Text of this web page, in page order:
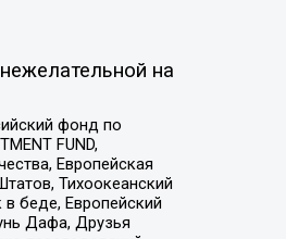
на
фонд по
FUND,
Европейская
Тихоокеанский
беде, Европейский
Дафа, Друзья